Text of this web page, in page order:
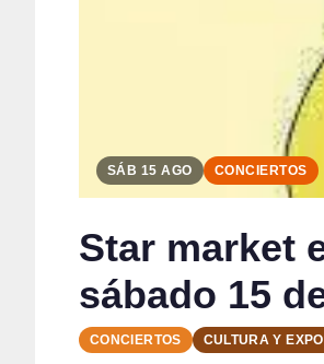
SÁB 15 AGO CONCIERTOS
Star market
sábado 15
CONCIERTOS CULTURA Y